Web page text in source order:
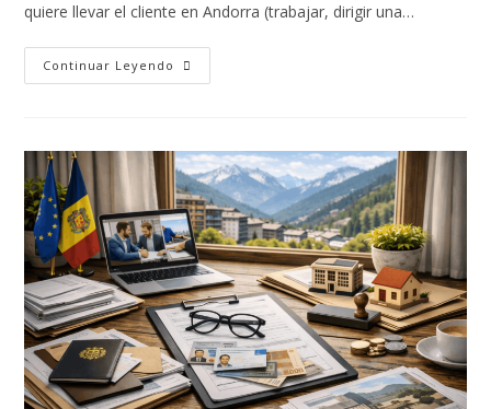
quiere llevar el cliente en Andorra (trabajar, dirigir una…
Continuar Leyendo